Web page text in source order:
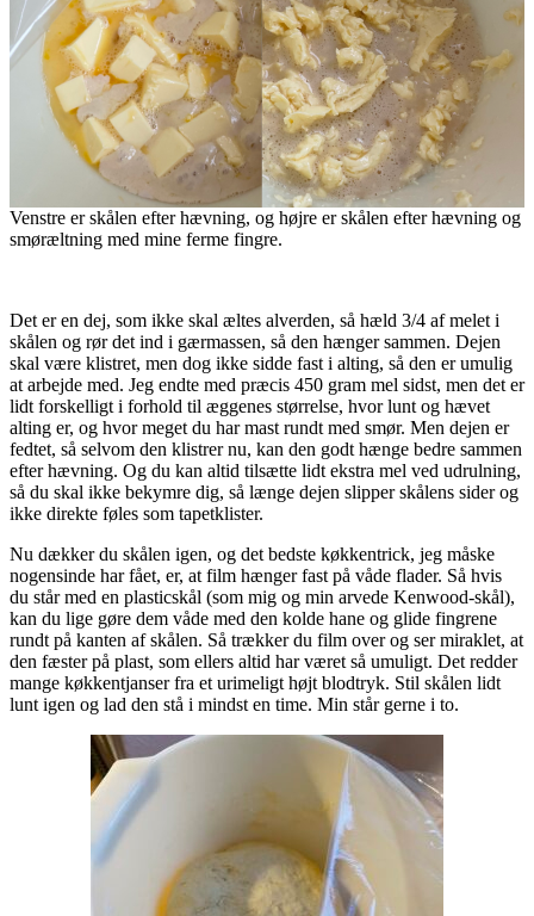
Venstre er skålen efter hævning, og højre er skålen efter hævning og
smøræltning med mine ferme fingre.
Det er en dej, som ikke skal æltes alverden, så hæld 3/4 af melet i
skålen og rør det ind i gærmassen, så den hænger sammen. Dejen
skal være klistret, men dog ikke sidde fast i alting, så den er umulig
at arbejde med. Jeg endte med præcis 450 gram mel sidst, men det er
lidt forskelligt i forhold til æggenes størrelse, hvor lunt og hævet
alting er, og hvor meget du har mast rundt med smør. Men dejen er
fedtet, så selvom den klistrer nu, kan den godt hænge bedre sammen
efter hævning. Og du kan altid tilsætte lidt ekstra mel ved udrulning,
så du skal ikke bekymre dig, så længe dejen slipper skålens sider og
ikke direkte føles som tapetklister.
Nu dækker du skålen igen, og det bedste køkkentrick, jeg måske
nogensinde har fået, er, at film hænger fast på våde flader. Så hvis
du står med en plasticskål (som mig og min arvede Kenwood-skål),
kan du lige gøre dem våde med den kolde hane og glide fingrene
rundt på kanten af skålen. Så trækker du film over og ser miraklet, at
den fæster på plast, som ellers altid har været så umuligt. Det redder
mange køkkentjanser fra et urimeligt højt blodtryk. Stil skålen lidt
lunt igen og lad den stå i mindst en time. Min står gerne i to.